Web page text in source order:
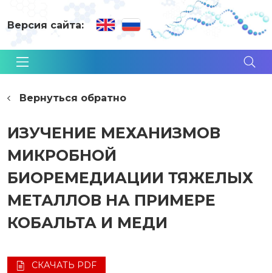
Версия сайта:
Вернуться обратно
ИЗУЧЕНИЕ МЕХАНИЗМОВ
МИКРОБНОЙ
БИОРЕМЕДИАЦИИ ТЯЖЕЛЫХ
МЕТАЛЛОВ НА ПРИМЕРЕ
КОБАЛЬТА И МЕДИ
СКАЧАТЬ PDF